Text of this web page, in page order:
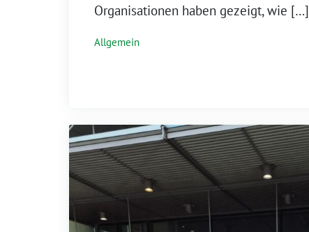
Organisationen haben gezeigt, wie […]
Allgemein